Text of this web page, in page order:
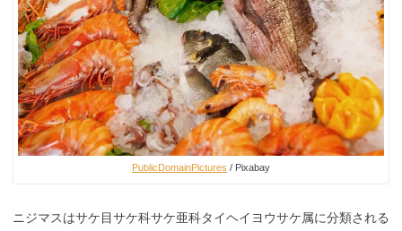
PublicDomainPictures / Pixabay
ニジマスはサケ目サケ科サケ亜科タイヘイヨウサケ属に分類される